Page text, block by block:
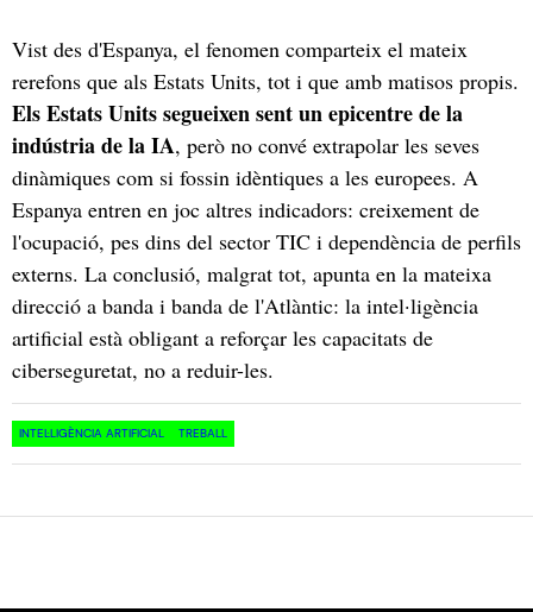
Vist des d'Espanya, el fenomen comparteix el mateix
rerefons que als Estats Units, tot i que amb matisos propis.
Els Estats Units segueixen sent un epicentre de la
indústria de la IA, però no convé extrapolar les seves
dinàmiques com si fossin idèntiques a les europees. A
Espanya entren en joc altres indicadors: creixement de
l'ocupació, pes dins del sector TIC i dependència de perfils
externs. La conclusió, malgrat tot, apunta en la mateixa
direcció a banda i banda de l'Atlàntic: la intel·ligència
artificial està obligant a reforçar les capacitats de
ciberseguretat, no a reduir-les.
INTEL·LIGÈNCIA ARTIFICIAL TREBALL